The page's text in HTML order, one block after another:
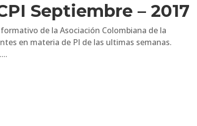
Septiembre – 2017
de la Asociación Colombiana de la
en materia de PI de las ultimas semanas.